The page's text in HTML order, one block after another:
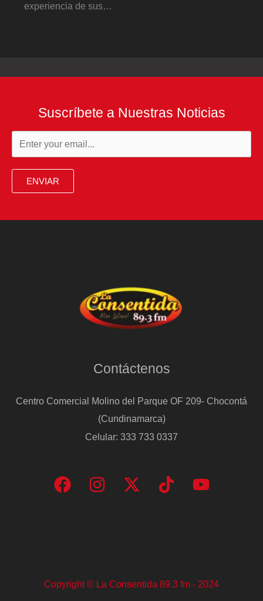
experiencia de sus…
Suscríbete a Nuestras Noticias
ENVIAR
Contáctenos
Centro Comercial Molino del Parque OF 209- Chocontá
(Cundinamarca)
Celular: 333 733 0337
Copyright © La Consentida 89.3 fm - 2024